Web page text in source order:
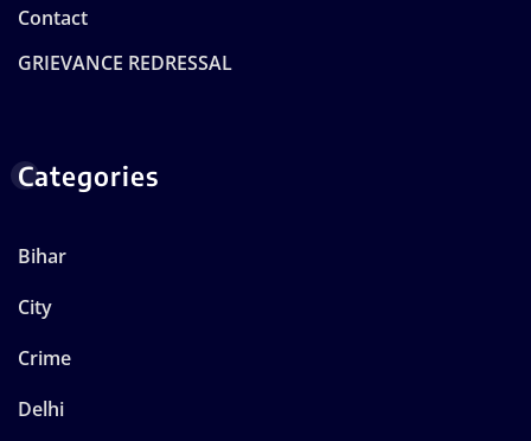
Contact
GRIEVANCE REDRESSAL
Categories
Bihar
City
Crime
Delhi